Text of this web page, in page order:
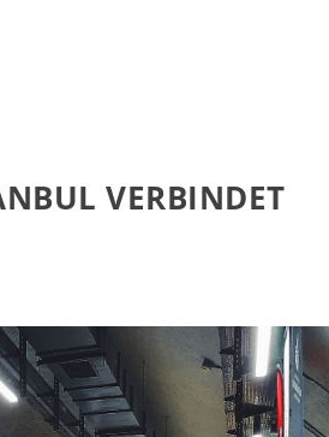
VERBINDET